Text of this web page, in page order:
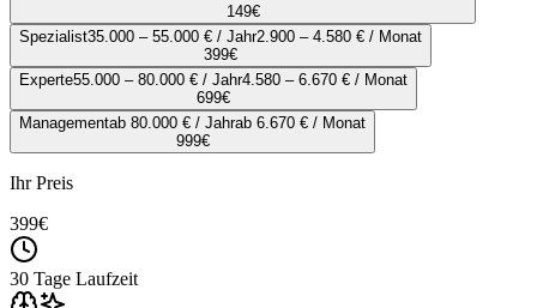
149€
Spezialist35.000 – 55.000 € / Jahr2.900 – 4.580 € / Monat
399€
Experte55.000 – 80.000 € / Jahr4.580 – 6.670 € / Monat
699€
Managementab 80.000 € / Jahrab 6.670 € / Monat
999€
Ihr Preis
399€
30 Tage Laufzeit